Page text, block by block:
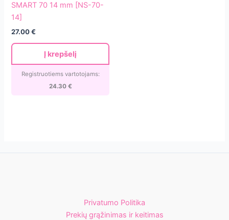
SMART
14
mm
70-
SMART 70 14 mm [NS-70-
14]
27.00€
Į krepšelį
Registruotiems vartotojams:
24.30 €
Privatumo Politika
Prekių grąžinimas ir keitimas